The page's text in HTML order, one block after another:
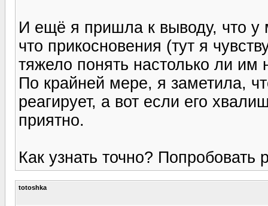
И ещё я пришла к выводу, что у
что прикосновения (тут я
тяжело понять настолько ли им
По крайней мере, я заметила,
реагирует, а вот если его
приятно.
Как узнать точно? Попробовать
totoshka